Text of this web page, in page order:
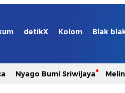
detikX Kolom Blak
Nyago Bumi Sriwijaya